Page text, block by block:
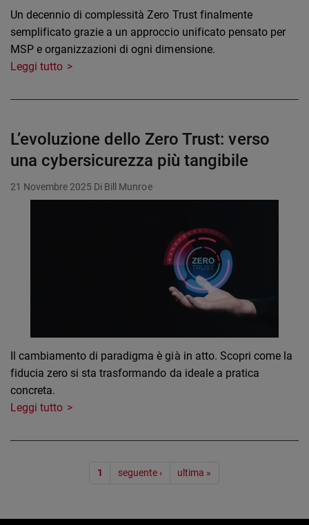
Un decennio di complessità Zero Trust finalmente
semplificato grazie a un approccio unificato pensato per
MSP e organizzazioni di ogni dimensione.
Leggi tutto
L’evoluzione dello Zero Trust: verso
una cybersicurezza più tangibile
21 Novembre 2025 Di Bill Munroe
Il cambiamento di paradigma è già in atto. Scopri come la
fiducia zero si sta trasformando da ideale a pratica
concreta.
Leggi tutto
Paginazione1 seguente › ultima »